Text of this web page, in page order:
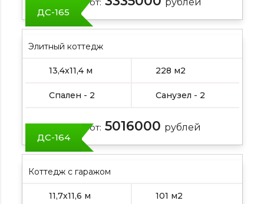
ДС-165
Элитный коттедж
13,4х11,4 м 228 м2
Спален - 2 Санузел - 2
Цена от: 5016000 рублей
ДС-164
Коттедж с гаражом
11,7х11,6 м 101 м2